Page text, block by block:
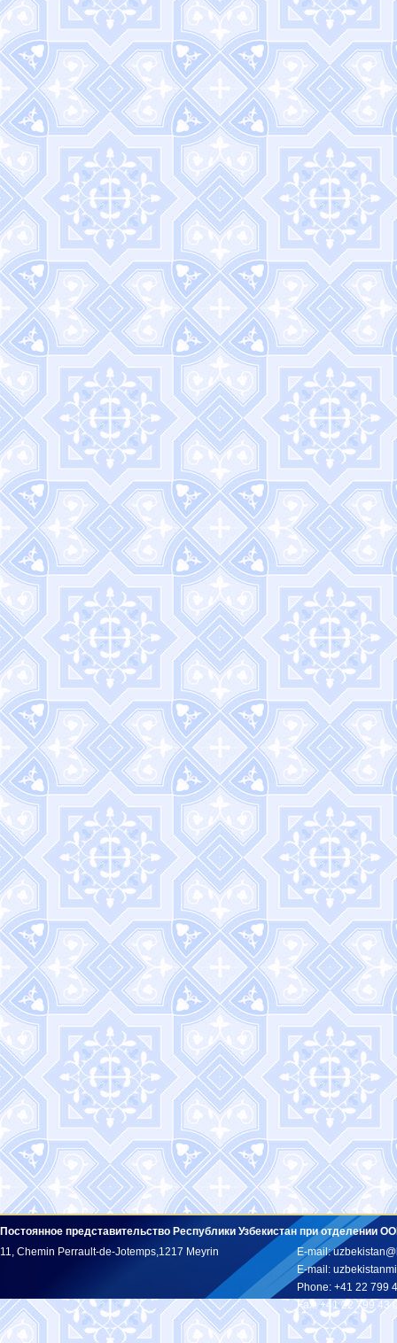
Постоянное представительство Республики Узбекистан при отделении
11, Chemin Perrault-de-Jotemps,1217 Meyrin
E-mail:
E-mail:
Phone: +41 22 799
Fax: +41 22 799 43